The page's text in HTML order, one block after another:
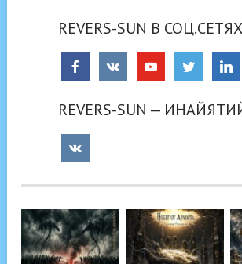
REVERS-SUN В СОЦ.СЕТЯХ
REVERS-SUN —